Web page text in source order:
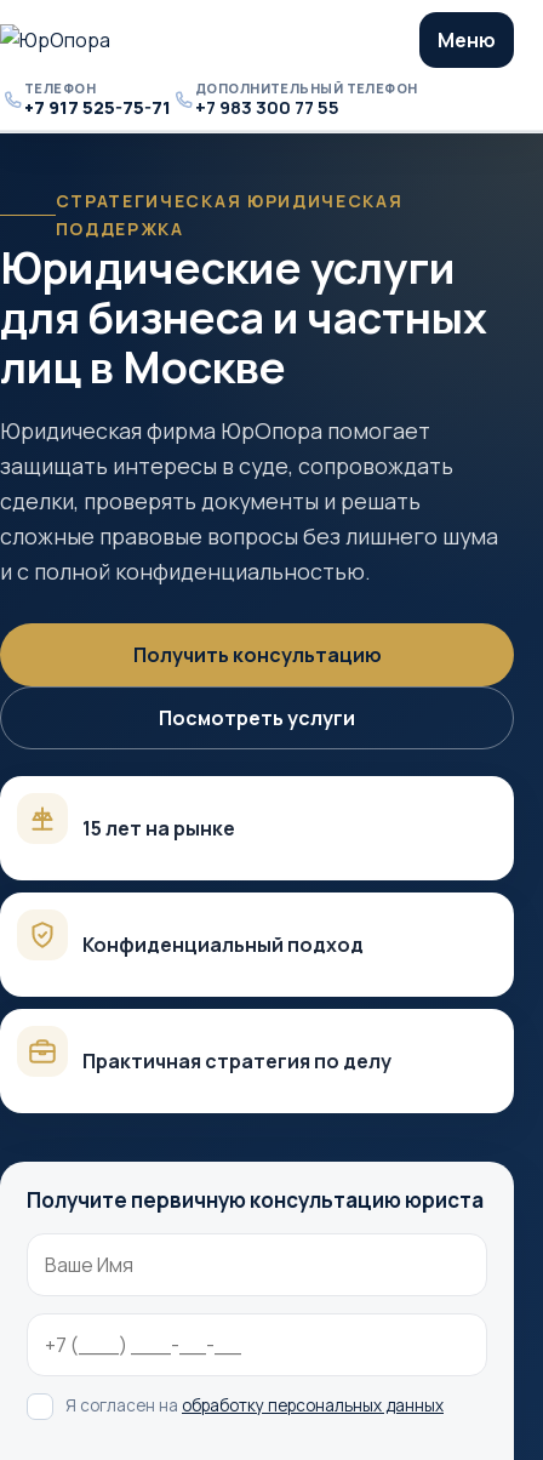
Телефон
ТЕЛЕФОН
+7 917 525-75-71 Дополнительный
телефон
ДОПОЛНИТЕЛЬНЫЙ ТЕЛЕФОН
+7 983 300 77 55
Меню
СТРАТЕГИЧЕСКАЯ ЮРИДИЧЕСКАЯ
ПОДДЕРЖКА
Юридические услуги
для бизнеса и частных
лиц в Москве
Юридическая фирма ЮрОпора помогает
защищать интересы в суде, сопровождать
сделки, проверять документы и решать
сложные правовые вопросы без лишнего шума
и с полной конфиденциальностью.
Получить консультацию
Посмотреть услуги
15 лет на рынке
Конфиденциальный подход
Практичная стратегия по делу
Получите первичную консультацию юриста
Я согласен на обработку персональных данных